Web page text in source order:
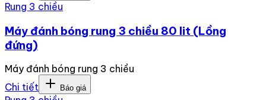
Rung 3 chiều
Máy đánh bóng rung 3 chiều 80 lit (Lồng
đứng)
Máy đánh bóng rung 3 chiều
Chi tiết
Báo giá